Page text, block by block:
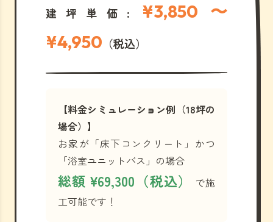
建坪単価: ¥3,850 〜
¥4,950 （税込）
【料金シミュレーション例（18坪の
場合）】
お家が「床下コンクリート」かつ
「浴室ユニットバス」の場合
総額 ¥69,300（税込）
で施
工可能です！